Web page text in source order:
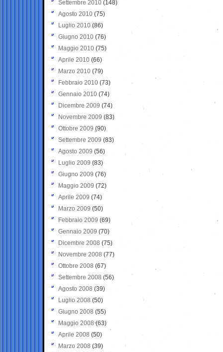
Settembre 2010 (148)
Agosto 2010 (75)
Luglio 2010 (86)
Giugno 2010 (76)
Maggio 2010 (75)
Aprile 2010 (66)
Marzo 2010 (79)
Febbraio 2010 (73)
Gennaio 2010 (74)
Dicembre 2009 (74)
Novembre 2009 (83)
Ottobre 2009 (90)
Settembre 2009 (83)
Agosto 2009 (56)
Luglio 2009 (83)
Giugno 2009 (76)
Maggio 2009 (72)
Aprile 2009 (74)
Marzo 2009 (50)
Febbraio 2009 (69)
Gennaio 2009 (70)
Dicembre 2008 (75)
Novembre 2008 (77)
Ottobre 2008 (67)
Settembre 2008 (56)
Agosto 2008 (39)
Luglio 2008 (50)
Giugno 2008 (55)
Maggio 2008(63)
Aprile 2008 (50)
Marzo 2008 (39)